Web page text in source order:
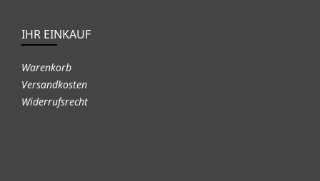
IHR EINKAUF
Warenkorb
Versandkosten
Widerrufsrecht